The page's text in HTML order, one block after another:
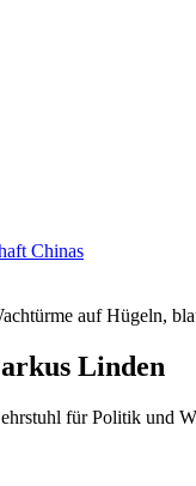
Chinas
Linden
für Politik und